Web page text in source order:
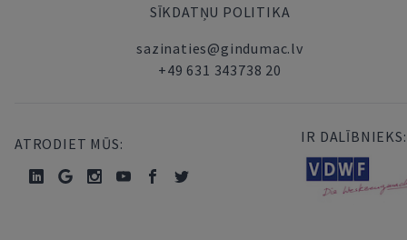
SĪKDATŅU POLITIKA
sazinaties@gindumac.lv
+49 631 343738 20
ATRODIET MŪS: IR DALĪBNIEKS: